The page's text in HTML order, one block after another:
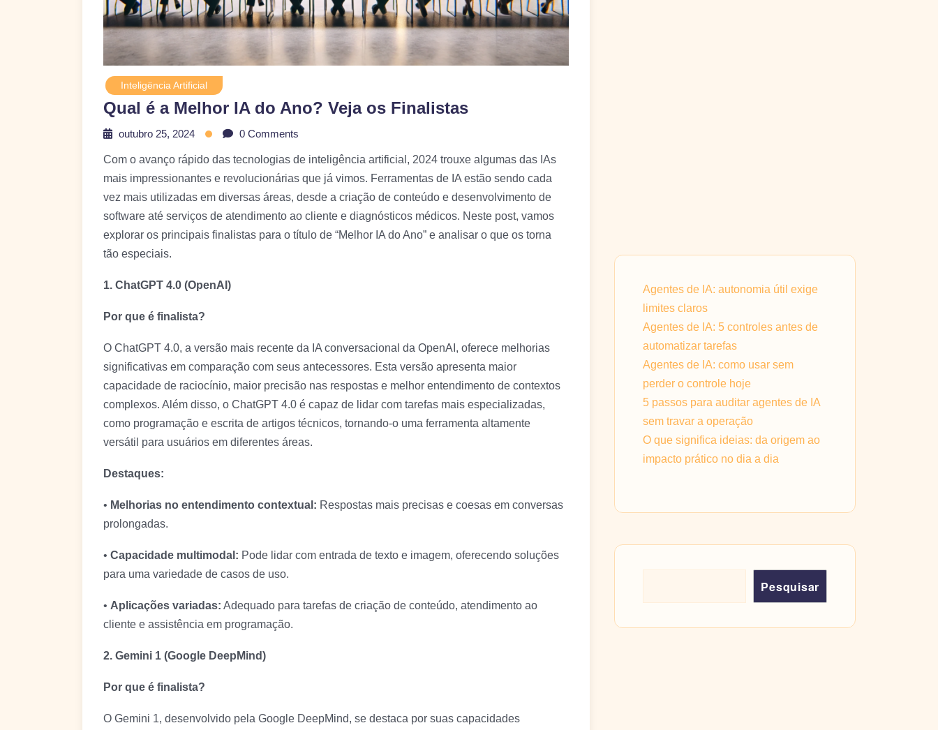
Inteligëncia Artificial
Qual é a Melhor IA do Ano? Veja os Finalistas
outubro 25, 2024 0 Comments
Com o avanço rápido das tecnologias de inteligência artificial, 2024 trouxe algumas das IAs
mais impressionantes e revolucionárias que já vimos. Ferramentas de IA estão sendo cada
vez mais utilizadas em diversas áreas, desde a criação de conteúdo e desenvolvimento de
software até serviços de atendimento ao cliente e diagnósticos médicos. Neste post, vamos
explorar os principais finalistas para o título de “Melhor IA do Ano” e analisar o que os torna
tão especiais.
1. ChatGPT 4.0 (OpenAI)
Por que é finalista?
O ChatGPT 4.0, a versão mais recente da IA conversacional da OpenAI, oferece melhorias
significativas em comparação com seus antecessores. Esta versão apresenta maior
capacidade de raciocínio, maior precisão nas respostas e melhor entendimento de contextos
complexos. Além disso, o ChatGPT 4.0 é capaz de lidar com tarefas mais especializadas,
como programação e escrita de artigos técnicos, tornando-o uma ferramenta altamente
versátil para usuários em diferentes áreas.
Destaques:
• Melhorias no entendimento contextual: Respostas mais precisas e coesas em conversas
prolongadas.
• Capacidade multimodal: Pode lidar com entrada de texto e imagem, oferecendo soluções
para uma variedade de casos de uso.
• Aplicações variadas: Adequado para tarefas de criação de conteúdo, atendimento ao
cliente e assistência em programação.
2. Gemini 1 (Google DeepMind)
Por que é finalista?
O Gemini 1, desenvolvido pela Google DeepMind, se destaca por suas capacidades
Agentes de IA: autonomia útil exige
limites claros
Agentes de IA: 5 controles antes de
automatizar tarefas
Agentes de IA: como usar sem
perder o controle hoje
5 passos para auditar agentes de IA
sem travar a operação
O que significa ideias: da origem ao
impacto prático no dia a dia
Pesquisar